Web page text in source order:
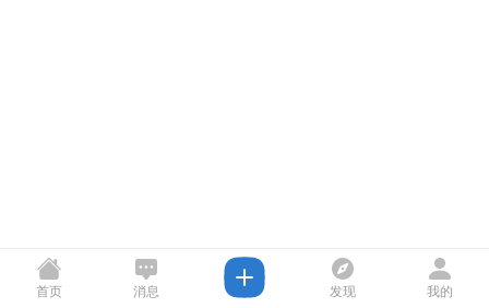
首页 消息 发现 我的